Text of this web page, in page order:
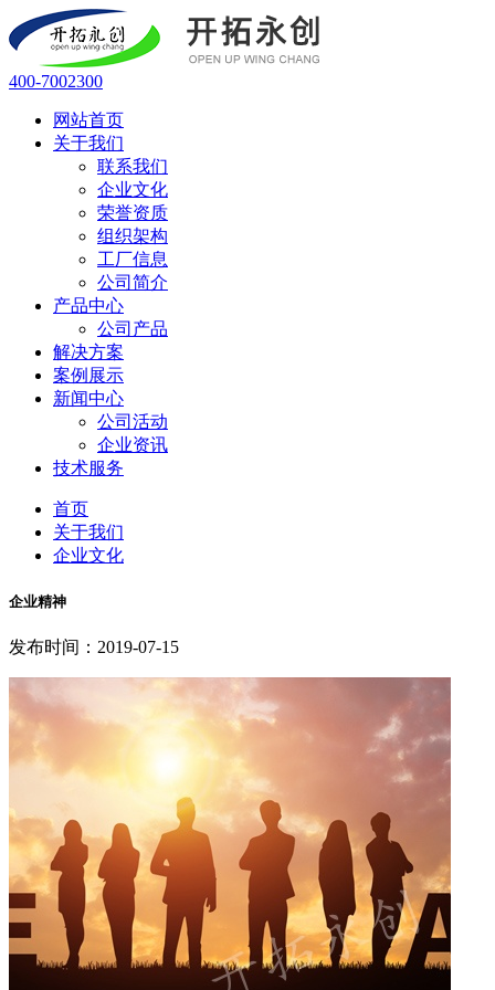
400-7002300
网站首页
关于我们
联系我们
企业文化
荣誉资质
组织架构
工厂信息
公司简介
产品中心
公司产品
解决方案
案例展示
新闻中心
公司活动
企业资讯
技术服务
首页
关于我们
企业文化
企业精神
发布时间：2019-07-15